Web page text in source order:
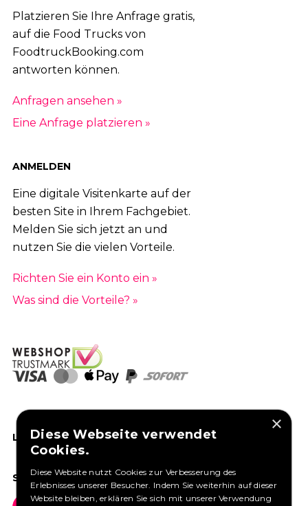
Platzieren Sie Ihre Anfrage gratis,
auf die Food Trucks von
FoodtruckBooking.com
antworten können.
Anfragen ansehen »
Eine Anfrage platzieren »
ANMELDEN
Eine digitale Visitenkarte auf der
besten Site in Ihrem Fachgebiet.
Melden Sie sich jetzt an und
nutzen Sie die vielen Vorteile.
Richten Sie ein Konto ein »
Was sind die Vorteile? »
LIKEN SIE UNS AUF FACEBOOK
SOCIAL MEDIA
×
Diese Webseite verwendet
Cookies.
Diese Website nutzt Cookies zur Verbesserung des
Erlebnisses unserer Besucher. Indem Sie weiterhin auf dieser
Website bleiben, erklären Sie sich mit unserer Verwendung